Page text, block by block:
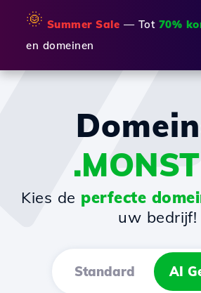
🌞 Summer Sale — Tot 70%
en domeinen
Kies de perfecte
uw bedrijf!
Standard AI